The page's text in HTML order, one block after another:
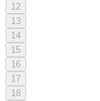
12
13
14
15
16
17
18